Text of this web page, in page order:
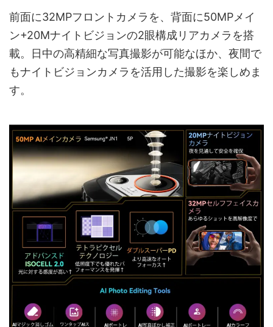
前面に32MPフロントカメラを、背面に50MPメイ
ン+20Mナイトビジョンの2眼構成リアカメラを搭
載。日中の高精細な写真撮影が可能なほか、夜間で
もナイトビジョンカメラを活用した撮影を楽しめま
す。